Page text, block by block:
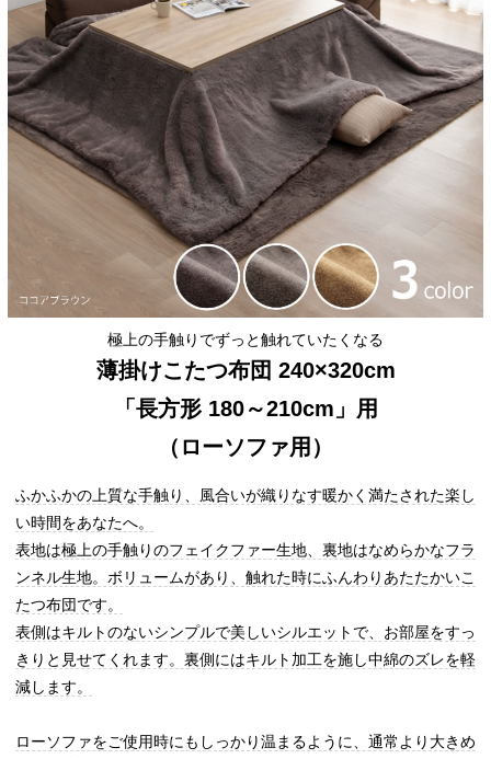
極上の手触りでずっと触れていたくなる
薄掛けこたつ布団 240×320cm
「長方形 180～210cm」用
（ローソファ用）
ふかふかの上質な手触り、風合いが織りなす暖かく満たされた楽し
い時間をあなたへ。
表地は極上の手触りのフェイクファー生地、裏地はなめらかなフラ
ンネル生地。ボリュームがあり、触れた時にふんわりあたたかいこ
たつ布団です。
表側はキルトのないシンプルで美しいシルエットで、お部屋をすっ
きりと見せてくれます。裏側にはキルト加工を施し中綿のズレを軽
減します。
ローソファをご使用時にもしっかり温まるように、通常より大きめ